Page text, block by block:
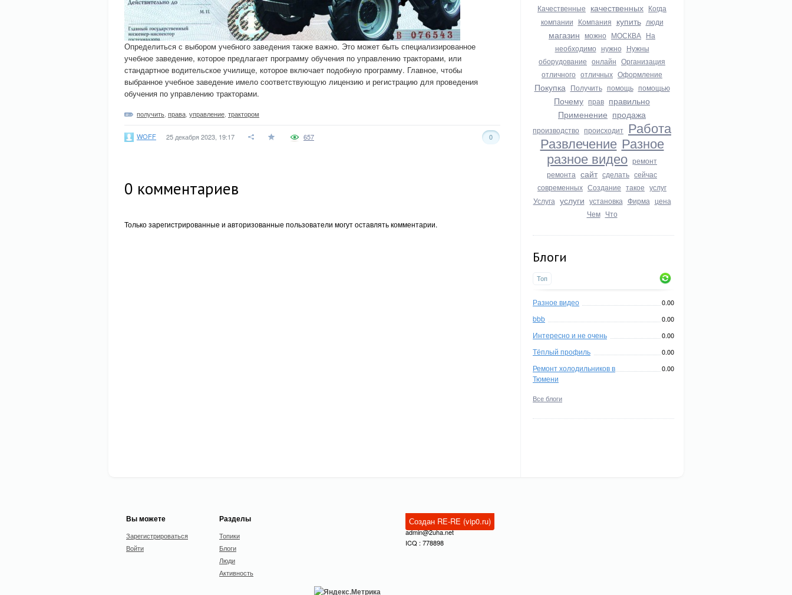
Качественные качественных Когда
компании Компания купить люди
магазин можно МОСКВА На
необходимо нужно Нужны
оборудование онлайн Организация
отличного отличных Оформление
Покупка Получить помощь помощью
Почему прав правильно
Применение продажа
производство происходит Работа
Развлечение Разное
разное видео ремонт
ремонта сайт сделать сейчас
современных Создание такое услуг
Услуга услуги установка Фирма цена
Чем Что
Блоги
Топ
Разное видео 0.00
bbb 0.00
Интересно и не очень 0.00
Тёплый профиль 0.00
Ремонт холодильников в
Тюмени
0.00
Все блоги
Определиться с выбором учебного заведения также важно. Это может быть специализированное
учебное заведение, которое предлагает программу обучения по управлению тракторами, или
стандартное водительское училище, которое включает подобную программу. Главное, чтобы
выбранное учебное заведение имело соответствующую лицензию и регистрацию для проведения
обучения по управлению тракторами.
получить права управление трактором
WOFF 25 декабря 2023, 19:17 0
657
0 комментариев
Только зарегистрированные и авторизованные пользователи могут оставлять комментарии.
Вы можете
Зарегистрироваться
Войти
Разделы
Топики
Блоги
Люди
Активность
Создан RE-RE (vip0.ru)
admin@2uha.net
ICQ : 778898